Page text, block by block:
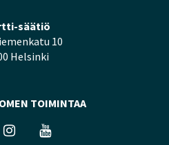
säätiö
10
Helsinki
TOIMINTAA